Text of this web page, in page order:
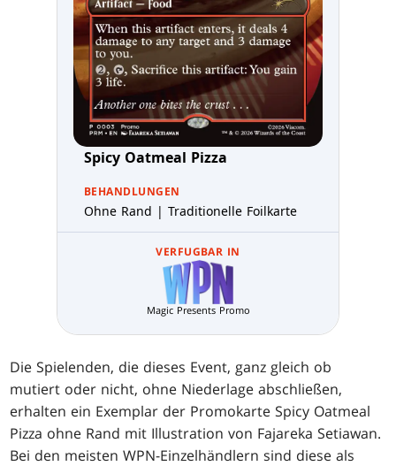
Spicy Oatmeal Pizza
BEHANDLUNGEN
Ohne Rand | Traditionelle Foilkarte
VERFUGBAR IN
Magic Presents Promo
Die Spielenden, die dieses Event, ganz gleich ob
mutiert oder nicht, ohne Niederlage abschließen,
erhalten ein Exemplar der Promokarte Spicy Oatmeal
Pizza ohne Rand mit Illustration von Fajareka Setiawan.
Bei den meisten WPN-Einzelhändlern sind diese als